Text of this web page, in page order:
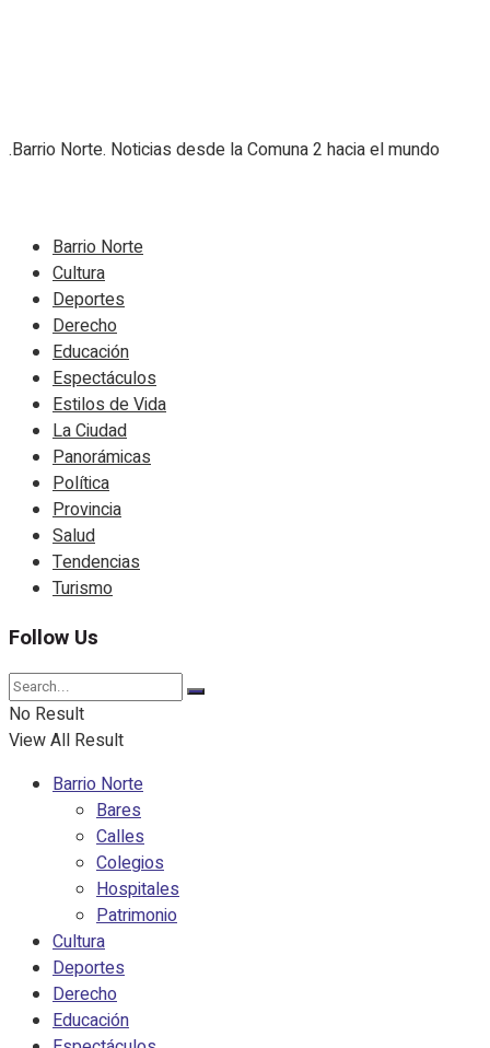
.Barrio Norte. Noticias desde la Comuna 2 hacia el mundo
Barrio Norte
Cultura
Deportes
Derecho
Educación
Espectáculos
Estilos de Vida
La Ciudad
Panorámicas
Política
Provincia
Salud
Tendencias
Turismo
Follow Us
No Result
View All Result
Barrio Norte
Bares
Calles
Colegios
Hospitales
Patrimonio
Cultura
Deportes
Derecho
Educación